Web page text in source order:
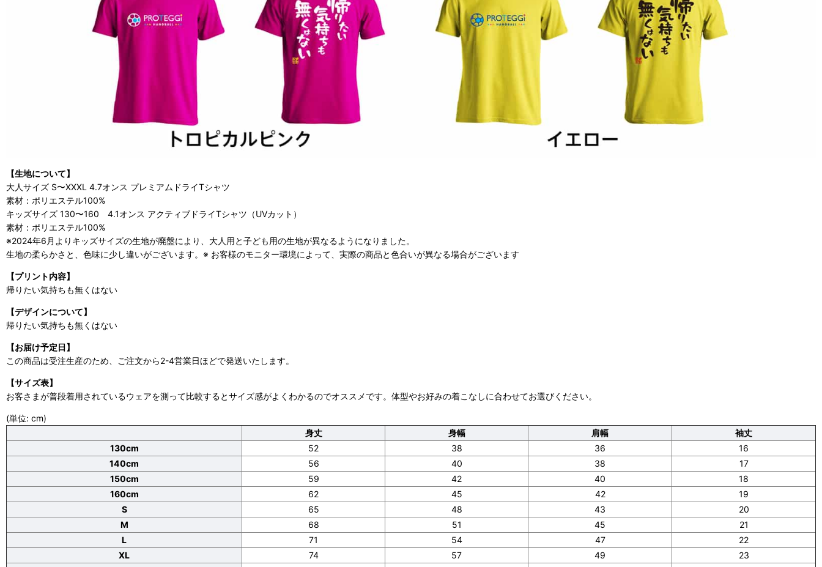
【生地について】
大人サイズ S〜XXXL 4.7オンス プレミアムドライTシャツ
素材：ポリエステル100%
キッズサイズ 130〜160 4.1オンス アクティブドライTシャツ（UVカット）
素材：ポリエステル100%
※2024年6月よりキッズサイズの生地が廃盤により、大人用と子ども用の生地が異なるようになりました。
生地の柔らかさと、色味に少し違いがございます。※ お客様のモニター環境によって、実際の商品と色合いが異なる場合がございます
【プリント内容】
帰りたい気持ちも無くはない
【デザインについて】
帰りたい気持ちも無くはない
【お届け予定日】
この商品は受注生産のため、ご注文から2-4営業日ほどで発送いたします。
【サイズ表】
お客さまが普段着用されているウェアを測って比較するとサイズ感がよくわかるのでオススメです。体型やお好みの着こなしに合わせてお選びください。
(単位: cm)
身丈
身幅 肩幅
袖丈
130cm
52 38 36
16
140cm
56 40 38
17
150cm
59 42 40
18
160cm
62 45 42
19
S
65 48 43
20
M
68 51 45
21
L
71 54 47
22
XL
74 57 49
23